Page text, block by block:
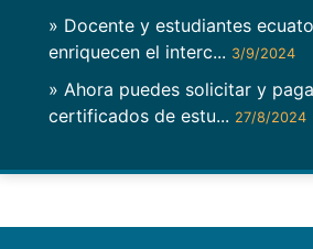
» Docente y estudiantes
enriquecen el interc... 3/9/2024
» Ahora puedes solicitar y
certificados de estu... 27/8/2024